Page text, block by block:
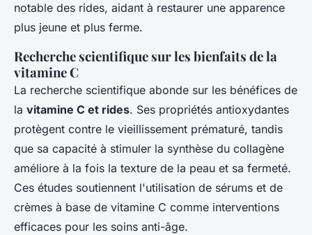
notable des rides, aidant à restaurer une apparence
plus jeune et plus ferme.
Recherche scientifique sur les bienfaits de la
vitamine C
La recherche scientifique abonde sur les bénéfices de
la vitamine C et rides. Ses propriétés antioxydantes
protègent contre le vieillissement prématuré, tandis
que sa capacité à stimuler la synthèse du collagène
améliore à la fois la texture de la peau et sa fermeté.
Ces études soutiennent l'utilisation de sérums et de
crèmes à base de vitamine C comme interventions
efficaces pour les soins anti-âge.